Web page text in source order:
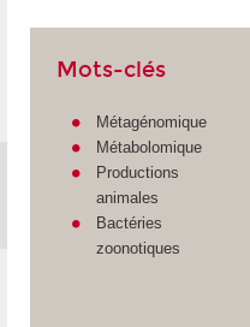
Mots-clés
Métagénomique
Métabolomique
Productions
animales
Bactéries
zoonotiques